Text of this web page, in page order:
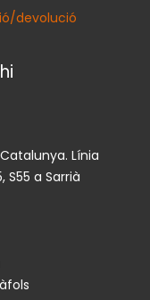
devolució
Línia
S55 a Sarrià